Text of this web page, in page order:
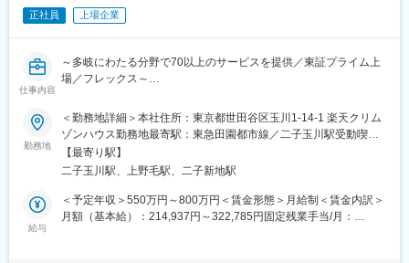
（5）組織横断プロジェクト推進
・教育・研修プログラムの企画運用
・楽天モバイルの事業成長を支える統制ポジション
・現場～経営まで一気通貫で関われる
・「守り」だけでなく「攻めの統制」に関われる
・データ×現場 × 企画でスキルが広がる
■働く環境
＜組織構成＞
正社員 上場企業
仕事内容
～多岐にわたる分野で70以上のサービスを提供／東証プライム上
場／フレックス～
■部署・サービスについて：
全国の楽天モバイルショップにおけるサービス品質およびコンプ
ライアンスの維持・向上を担う部門です。
本ポジションは、店舗および委託先を含めたオペレーション品質
を管理・改善し、顧客体験の均一化と向上を推進いただきます。
■募集背景：
楽天モバイルショップ事業の拡大に伴い、全国の店舗における接
勤務地
＜勤務地詳細＞本社住所：東京都世田谷区玉川1-14-1 楽天クリム
ゾンハウス勤務地最寄駅：東急田園都市線／二子玉川駅受動喫煙
対策：屋内全面禁煙変更の範囲：会社の定める事業所（リモート
ワーク含む）
【最寄り駅】
二子玉川駅、上野毛駅、二子新地駅
給与
＜予定年収＞550万円～800万円＜賃金形態＞月給制＜賃金内訳＞
月額（基本給）：214,937円～322,785円固定残業手当/月：